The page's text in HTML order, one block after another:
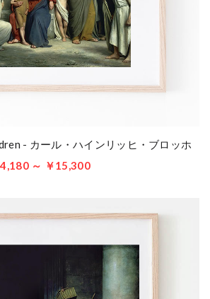
- カール・ハインリッヒ・ブロッホ
4,180 ～ ￥15,300